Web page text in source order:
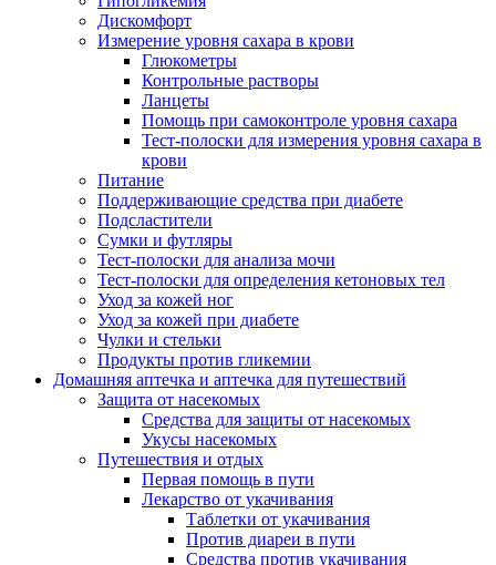
Дискомфорт
Измерение уровня сахара в крови
Глюкометры
Контрольные растворы
Ланцеты
Помощь при самоконтроле уровня сахара
Тест-полоски для измерения уровня сахара в
крови
Питание
Поддерживающие средства при диабете
Подсластители
Сумки и футляры
Тест-полоски для анализа мочи
Тест-полоски для определения кетоновых тел
Уход за кожей ног
Уход за кожей при диабете
Чулки и стельки
Продукты против гликемии
Домашняя аптечка и аптечка для путешествий
Защита от насекомых
Средства для защиты от насекомых
Укусы насекомых
Путешествия и отдых
Первая помощь в пути
Лекарство от укачивания
Таблетки от укачивания
Против диареи в пути
Средства против укачивания